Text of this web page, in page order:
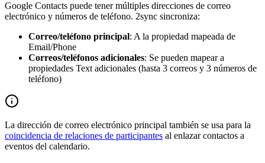
Google Contacts puede tener múltiples direcciones de correo
electrónico y números de teléfono. 2sync sincroniza:
Correo/teléfono principal: A la propiedad mapeada de
Email/Phone
Correos/teléfonos adicionales: Se pueden mapear a
propiedades Text adicionales (hasta 3 correos y 3 números de
teléfono)
La dirección de correo electrónico principal también se usa para la
coincidencia de relaciones de participantes al enlazar contactos a
eventos del calendario.